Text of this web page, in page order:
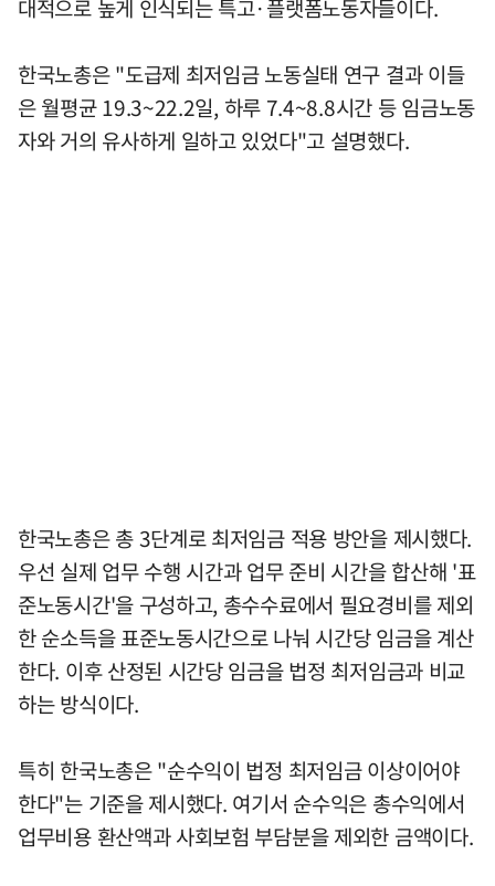
대적으로 높게 인식되는 특고·플랫폼노동자들이다.
한국노총은 "도급제 최저임금 노동실태 연구 결과 이들
은 월평균 19.3~22.2일, 하루 7.4~8.8시간 등 임금노동
자와 거의 유사하게 일하고 있었다"고 설명했다.
한국노총은 총 3단계로 최저임금 적용 방안을 제시했다.
우선 실제 업무 수행 시간과 업무 준비 시간을 합산해 '표
준노동시간'을 구성하고, 총수수료에서 필요경비를 제외
한 순소득을 표준노동시간으로 나눠 시간당 임금을 계산
한다. 이후 산정된 시간당 임금을 법정 최저임금과 비교
하는 방식이다.
특히 한국노총은 "순수익이 법정 최저임금 이상이어야
한다"는 기준을 제시했다. 여기서 순수익은 총수익에서
업무비용 환산액과 사회보험 부담분을 제외한 금액이다.